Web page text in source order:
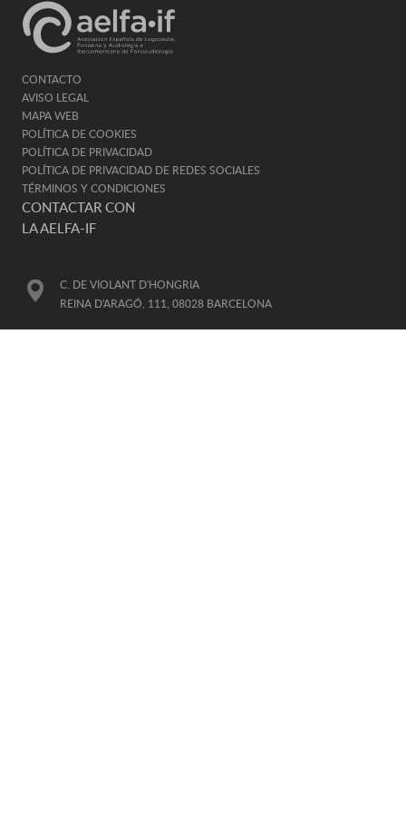
CONTACTO
AVISO LEGAL
MAPA WEB
POLÍTICA DE COOKIES
POLÍTICA DE PRIVACIDAD
POLÍTICA DE PRIVACIDAD DE REDES SOCIALES
TÉRMINOS Y CONDICIONES
CONTACTAR CON
LA AELFA-IF
C. DE VIOLANT D'HONGRIA
REINA D'ARAGÓ, 111, 08028 BARCELONA